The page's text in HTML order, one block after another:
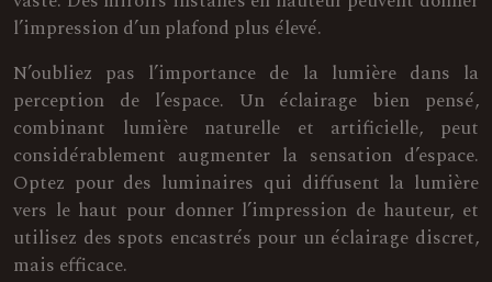
l’impression d’un plafond plus élevé.
N’oubliez pas l’importance de la lumière dans la
perception de l’espace. Un éclairage bien pensé,
combinant lumière naturelle et artificielle, peut
considérablement augmenter la sensation d’espace.
Optez pour des luminaires qui diffusent la lumière
vers le haut pour donner l’impression de hauteur, et
utilisez des spots encastrés pour un éclairage discret,
mais efficace.